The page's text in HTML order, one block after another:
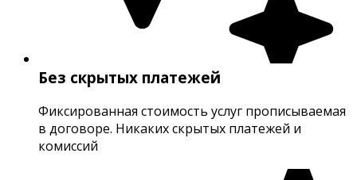
Без скрытых платежей
Фиксированная стоимость услуг прописываемая
в договоре. Никаких скрытых платежей и
комиссий